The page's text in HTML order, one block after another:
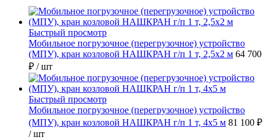
Быстрый просмотр
Мобильное погрузочное (перегрузочное) устройство
(МПУ), кран козловой НАШКРАН г/п 1 т, 2,5х2 м 64 700
₽ / шт
Быстрый просмотр
Мобильное погрузочное (перегрузочное) устройство
(МПУ), кран козловой НАШКРАН г/п 1 т, 4х5 м 81 100 ₽
/ шт